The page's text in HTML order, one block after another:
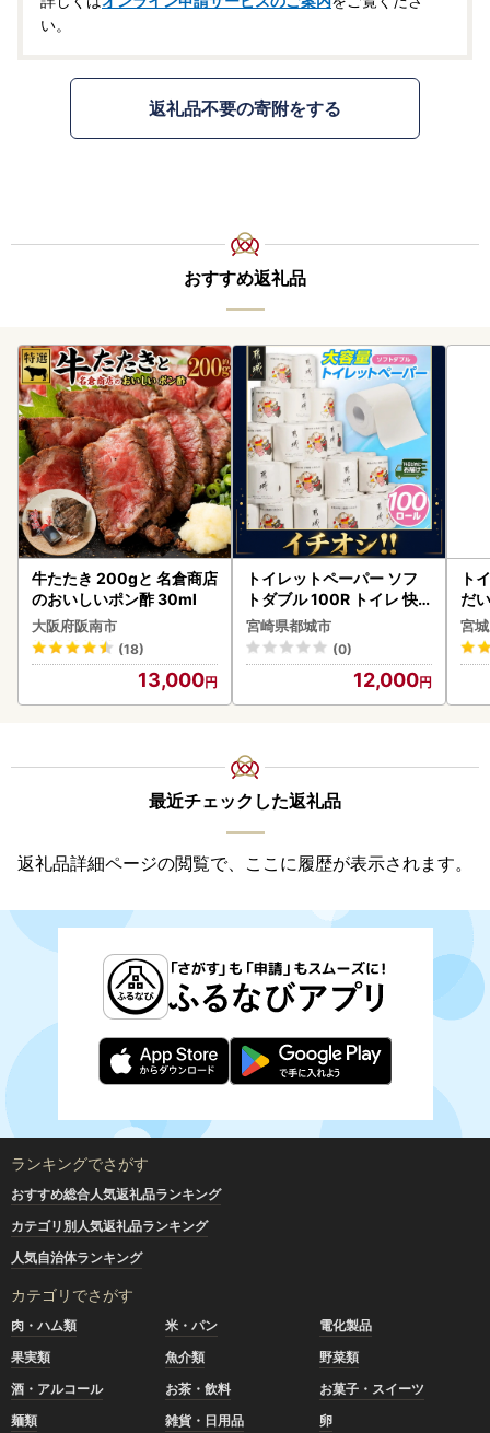
い。
返礼品不要の寄附をする
おすすめ返礼品
牛たたき 200gと 名倉商店
のおいしいポン酢 30ml
大阪府阪南市
(18)
13,000
トイレットペーパー ソフ
トダブル 100R トイレ 快
速〔12-I5-TP100-R〕
宮崎県都城市
(0)
12,000
ト
だ
6ロ
宮
最近チェックした返礼品
返礼品詳細ページの閲覧で、ここに履歴が表示されます。
ランキングでさがす
おすすめ総合人気返礼品ランキング
カテゴリ別人気返礼品ランキング
人気自治体ランキング
カテゴリでさがす
肉・ハム類 米・パン
電化製品
果実類
魚介類
野菜類
酒・アルコール
お茶・飲料
お菓子・スイーツ
麺類
雑貨・日用品
卵